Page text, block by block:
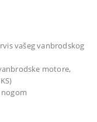
vašeg vanbrodskog
motore,